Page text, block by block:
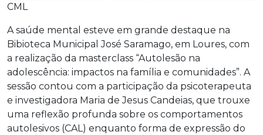
CML
A saúde mental esteve em grande destaque na
Bibioteca Municipal José Saramago, em Loures, com
a realização da masterclass “Autolesão na
adolescência: impactos na família e comunidades”. A
sessão contou com a participação da psicoterapeuta
e investigadora Maria de Jesus Candeias, que trouxe
uma reflexão profunda sobre os comportamentos
autolesivos (CAL) enquanto forma de expressão do